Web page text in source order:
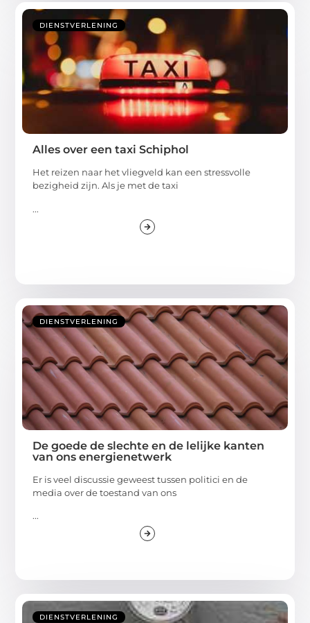
DIENSTVERLENING
Alles over een taxi Schiphol
Het reizen naar het vliegveld kan een stressvolle
bezigheid zijn. Als je met de taxi
...
DIENSTVERLENING
De goede de slechte en de lelijke kanten
van ons energienetwerk
Er is veel discussie geweest tussen politici en de
media over de toestand van ons
...
DIENSTVERLENING